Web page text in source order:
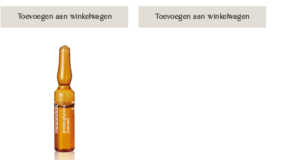
Toevoegen aan winkelwagen Toevoegen aan winkelwagen